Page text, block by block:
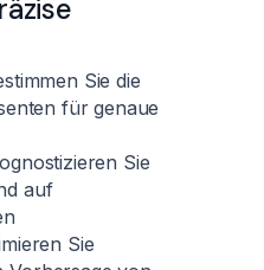
Sie die
für genaue
Sie
auf
Sie